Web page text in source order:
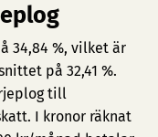
34,84 %, vilket är
på 32,41 %.
till
I kronor räknat